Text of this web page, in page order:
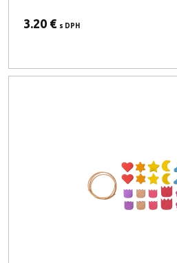
3.20 € s DPH